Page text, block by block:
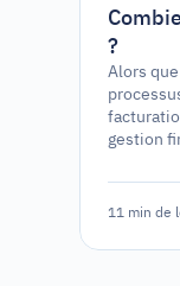
?
Alors
gestion
11 min de